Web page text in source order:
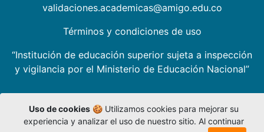
validaciones.academicas@amigo.edu.co
Términos y condiciones de uso
“Institución de educación superior sujeta a inspección
y vigilancia por el Ministerio de Educación Nacional”
Uso de cookies🍪 Utilizamos cookies para mejorar su
experiencia y analizar el uso de nuestro sitio. Al continuar